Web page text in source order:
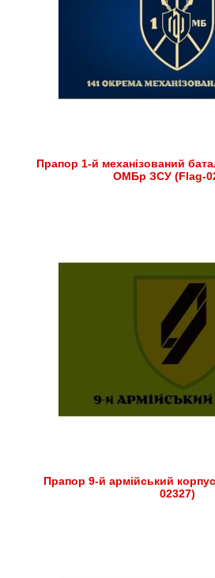
Прапор 1-й механізований
ОМБр ЗСУ (Flag-
Прапор 9-й армійський
02327)